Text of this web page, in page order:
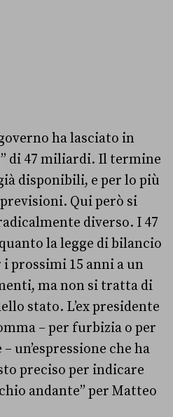
ha lasciato in
di 47 miliardi. Il termine
disponibili, e per lo più
Qui però si
diverso. I 47
la legge di bilancio
prossimi 15 anni a un
ma non si tratta di
stato. L’ex presidente
– per furbizia o per
un’espressione che ha
preciso per indicare
andante” per Matteo